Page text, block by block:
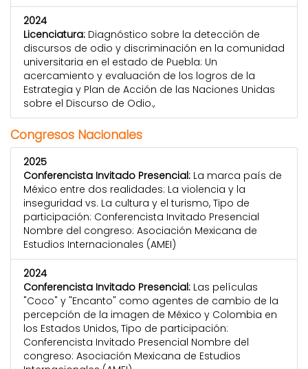
2024
Licenciatura: Diagnóstico sobre la detección de
discursos de odio y discriminación en la comunidad
universitaria en el estado de Puebla: Un
acercamiento y evaluación de los logros de la
Estrategia y Plan de Acción de las Naciones Unidas
sobre el Discurso de Odio.,
Congresos Nacionales
2025
Conferencista Invitado Presencial: La marca país de
México entre dos realidades: La violencia y la
inseguridad vs. La cultura y el turismo, Tipo de
participación: Conferencista Invitado Presencial
Nombre del congreso: Asociación Mexicana de
Estudios Internacionales (AMEI)
2024
Conferencista Invitado Presencial: Las películas
"Coco" y "Encanto" como agentes de cambio de la
percepción de la imagen de México y Colombia en
los Estados Unidos, Tipo de participación:
Conferencista Invitado Presencial Nombre del
congreso: Asociación Mexicana de Estudios